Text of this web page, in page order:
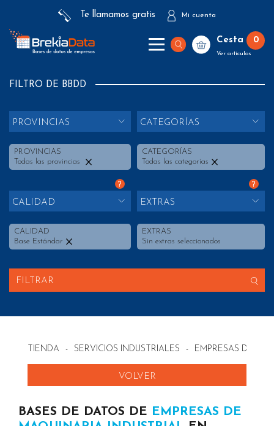
Te llamamos gratis Mi cuenta
Cesta 0
Ver artículos
FILTRO DE BBDD
PROVINCIAS
PROVINCIAS
Todas las provincias
CATEGORÍAS
CATEGORÍAS
Todas las categorías
?
CALIDAD
CALIDAD
Base Estándar
?
EXTRAS
EXTRAS
Sin extras seleccionados
FILTRAR
TIENDA - SERVICIOS INDUSTRIALES - EMPRESAS DE
VOLVER
BASES DE DATOS DE EMPRESAS DE